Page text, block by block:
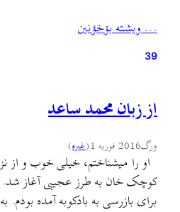
برای آنچه که “برند سازی” برای شهر
اینجا و…
… ويشته بۊخؤنين
39
از زبان محمد ساعد
ورگ2016 فوریه 1 (غىره)
او را میشناختم، خیلی خوب و از
کوچک خان به طرز عجیبی آغاز شد.
برای بازرسی به بادکوبه آمده بودم.